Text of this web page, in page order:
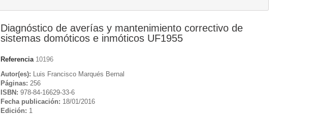
Diagnóstico de averías y mantenimiento correctivo de
sistemas domóticos e inmóticos UF1955
Referencia 10196
Autor(es): Luis Francisco Marqués Bernal
Páginas: 256
ISBN: 978-84-16629-33-6
Fecha publicación: 18/01/2016
Edición: 1